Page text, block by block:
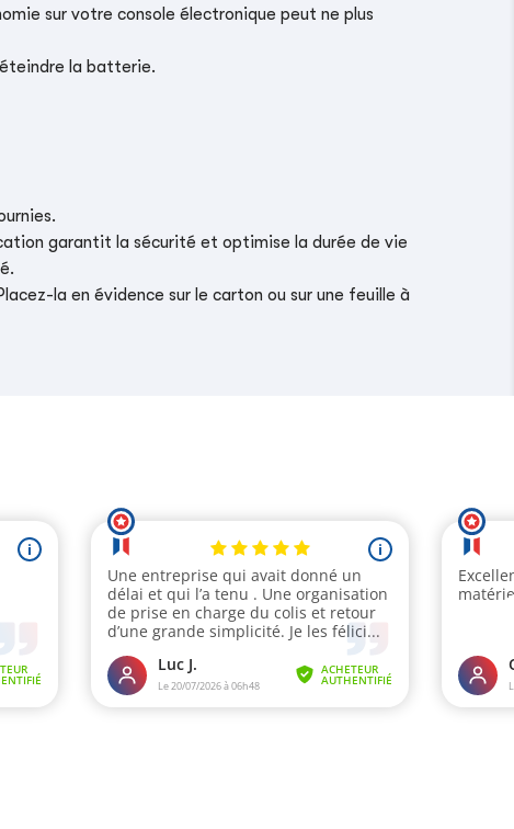
sur votre console électronique peut ne plus
la batterie.
garantit la sécurité et optimise la durée de vie
la en évidence sur le carton ou sur une feuille à